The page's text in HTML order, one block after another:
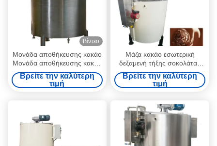
Βίντεο
Μονάδα αποθήκευσης κακάο
Μονάδα αποθήκευσης κακάο
Μονάδα αποθήκευσης κακάο
Μονάδα αποθήκευσης 500L
Μονάδα τήξης σοκολάτας
Βρείτε την καλύτερη
τιμή
Μάζα κακάο εσωτερική
δεξαμενή τήξης σοκολάτας
4mm 500L
Βρείτε την καλύτερη
τιμή